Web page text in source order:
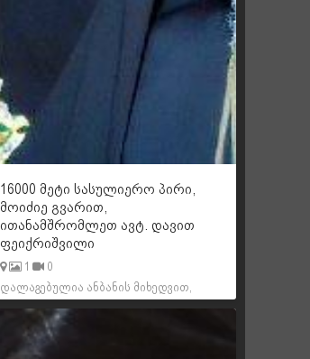
16000 მეტი სასულიერო პირი,
მოიძიე გვარით,
ითანამშრომლეთ ავტ. დავით
ფეიქრიშვილი
1
0
დალაგებულია ანბანის მიხედვით,